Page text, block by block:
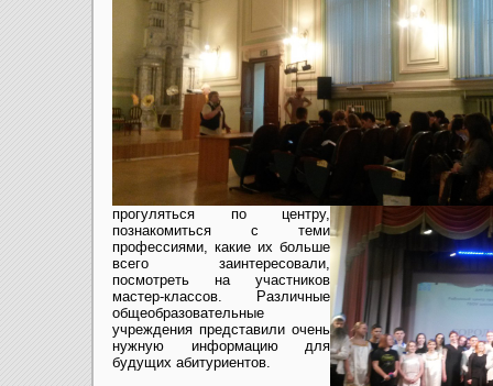
прогуляться по центру,
познакомиться с теми
профессиями, какие их больше
всего заинтересовали,
посмотреть на участников
мастер-классов. Различные
общеобразовательные
учреждения представили очень
нужную информацию для
будущих абитуриентов.